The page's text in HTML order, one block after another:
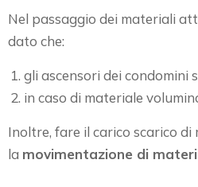
Nel passaggio dei materiali
dato che:
gli ascensori dei
in caso di materiale
Inoltre, fare il carico scarico
la movimentazione di